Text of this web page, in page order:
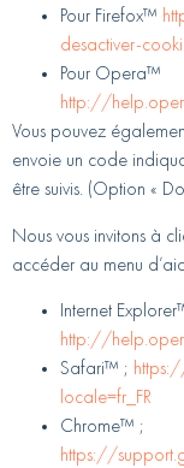
Pour Firefox™
desactiver-
Pour Opera™
http://
Vous pouvez
envoie un code
être suivis. (Option «
Nous vous invitons à
accéder au menu
Internet
http://
Safari™ ;
locale=fr_FR
Chrome™ ;
https://